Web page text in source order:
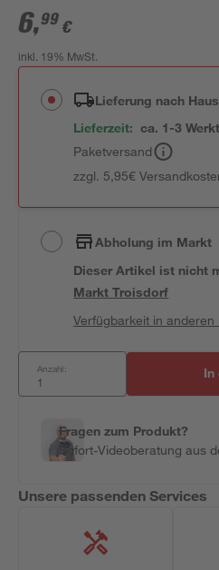
6,99 €
inkl. 19% MwSt.
Lieferung nach
Lieferzeit: ca. 1-3
Paketversand
zzgl. 5,95€
Abholung im Markt
Dieser Artikel ist nicht
MarktTroisdorf
Verfügbarkeit in anderen
Anzahl: In
Fragen zum Produkt?
Sofort-Videoberatung aus
Unsere passenden Services